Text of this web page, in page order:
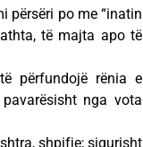
përsëri po me “inatin
të majta apo të
përfundojë rënia e
nga vota
shpifje; sigurisht